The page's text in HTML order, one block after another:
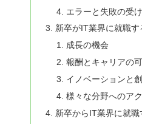
エラーと失敗の受
新卒がIT業界に就職す
成長の機会
報酬とキャリアの
イノベーションと
様々な分野へのア
新卒からIT業界に就職